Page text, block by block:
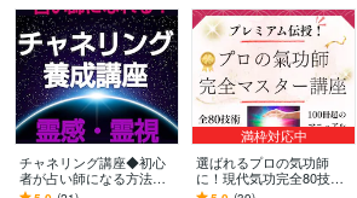
チャネリング講座◆初心
者が占い師になる方法教
えます エネルギー伝授◆
満枠対応中
選ばれるプロの気功師
に！現代気功完全80技講
座ます 情報空間を書き換